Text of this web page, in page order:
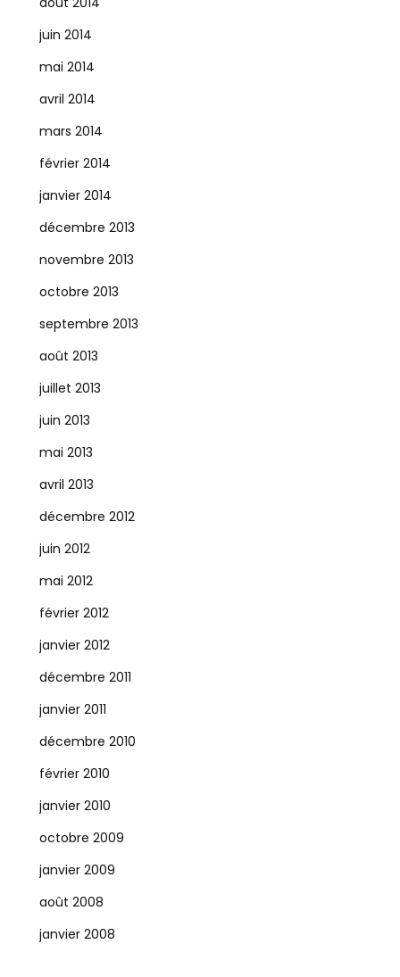
juin 2014
mai 2014
avril 2014
mars 2014
février 2014
janvier 2014
décembre 2013
novembre 2013
octobre 2013
septembre 2013
août 2013
juillet 2013
juin 2013
mai 2013
avril 2013
décembre 2012
juin 2012
mai 2012
février 2012
janvier 2012
décembre 2011
janvier 2011
décembre 2010
février 2010
janvier 2010
octobre 2009
janvier 2009
août 2008
janvier 2008